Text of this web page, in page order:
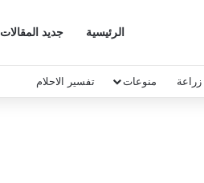
الرئيسية جديد المقالات
زراعة منوعات تفسير الاحلام